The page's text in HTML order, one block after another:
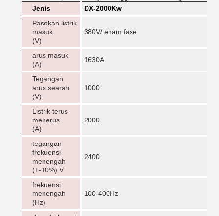
Jenis
DX-2000Kw
Pasokan listrik
masuk
(V)
380V/ enam fase
arus masuk
(A)
1630A
Tegangan
arus searah
(V)
1000
Listrik terus
menerus
(A)
2000
tegangan
frekuensi
menengah
(+-10%) V
2400
frekuensi
menengah
(Hz)
100-400Hz